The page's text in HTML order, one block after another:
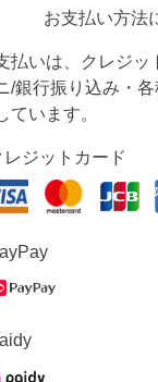
お支払い方法
払いは、クレジッ
/銀行振り込み・
ています。
レジットカード